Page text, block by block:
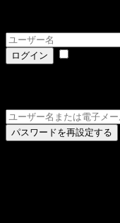
ログイン
パスワードを再設定する